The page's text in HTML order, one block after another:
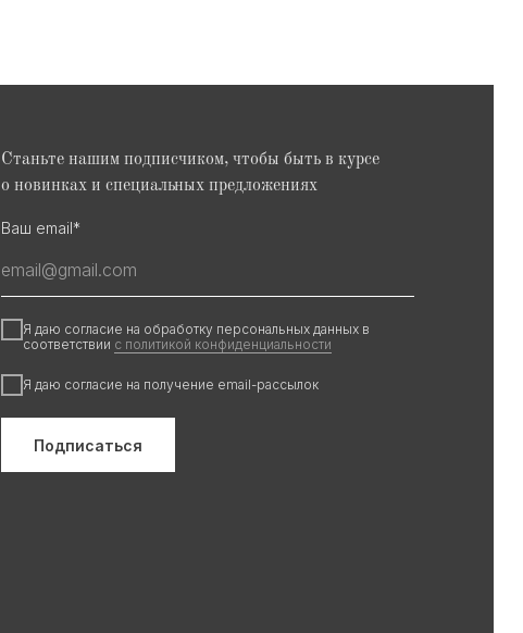
Станьте нашим подписчиком, чтобы быть в курсе
о новинках и специальных предложениях
Ваш email*
Я даю согласие на обработку персональных данных в
соответствии с политикой конфиденциальности
Я даю согласие на получение email-рассылок
Подписаться